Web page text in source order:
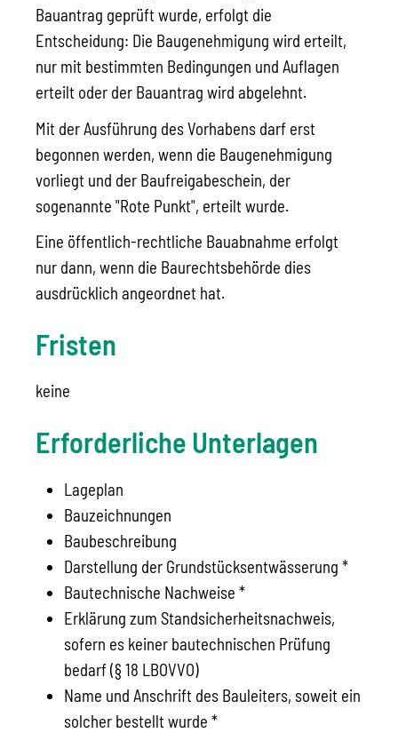
Bauantrag geprüft wurde, erfolgt die
Entscheidung: Die Baugenehmigung wird erteilt,
nur mit bestimmten Bedingungen und Auflagen
erteilt oder der Bauantrag wird abgelehnt.
Mit der Ausführung des Vorhabens darf erst
begonnen werden, wenn die Baugenehmigung
vorliegt und der Baufreigabeschein, der
sogenannte "Rote Punkt", erteilt wurde.
Eine öffentlich-rechtliche Bauabnahme erfolgt
nur dann, wenn die Baurechtsbehörde dies
ausdrücklich angeordnet hat.
Fristen
keine
Erforderliche Unterlagen
Lageplan
Bauzeichnungen
Baubeschreibung
Darstellung der Grundstücksentwässerung *
Bautechnische Nachweise *
Erklärung zum Standsicherheitsnachweis,
sofern es keiner bautechnischen Prüfung
bedarf (§ 18 LBOVVO)
Name und Anschrift des Bauleiters, soweit ein
solcher bestellt wurde *